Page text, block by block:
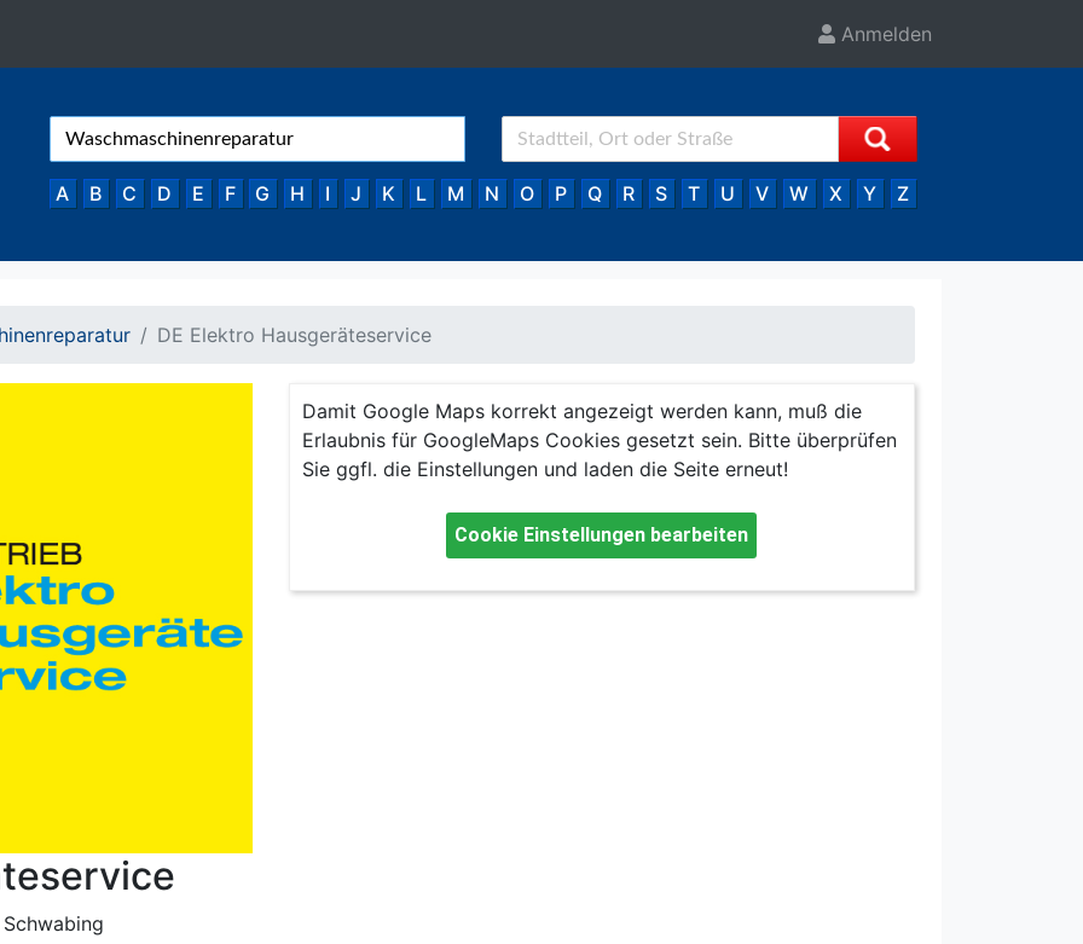
Anmelden
A B C D E F G H I J K L M N O P Q R S T U V W X Y Z
DE Elektro Hausgeräteservice
Damit Google Maps korrekt angezeigt werden kann, muß die
Erlaubnis für GoogleMaps Cookies gesetzt sein. Bitte überprüfen
Sie ggfl. die Einstellungen und laden die Seite erneut!
Cookie Einstellungen bearbeiten